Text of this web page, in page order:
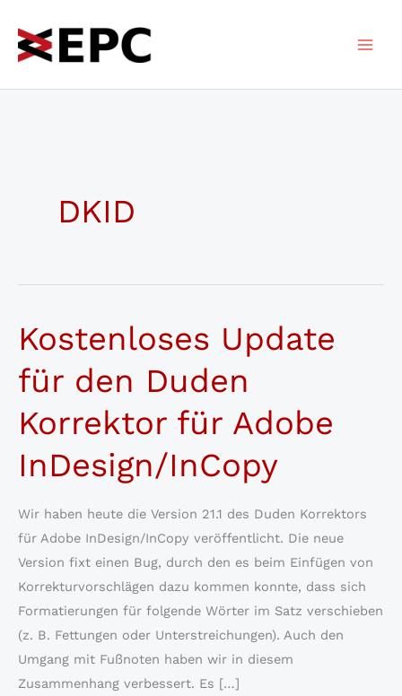
Inhalt
springen
DKID
Kostenloses Update
für den Duden
Korrektor für Adobe
InDesign/InCopy
Wir haben heute die Version 21.1 des Duden Korrektors
für Adobe InDesign/InCopy veröffentlicht. Die neue
Version fixt einen Bug, durch den es beim Einfügen von
Korrekturvorschlägen dazu kommen konnte, dass sich
Formatierungen für folgende Wörter im Satz verschieben
(z. B. Fettungen oder Unterstreichungen). Auch den
Umgang mit Fußnoten haben wir in diesem
Zusammenhang verbessert. Es […]